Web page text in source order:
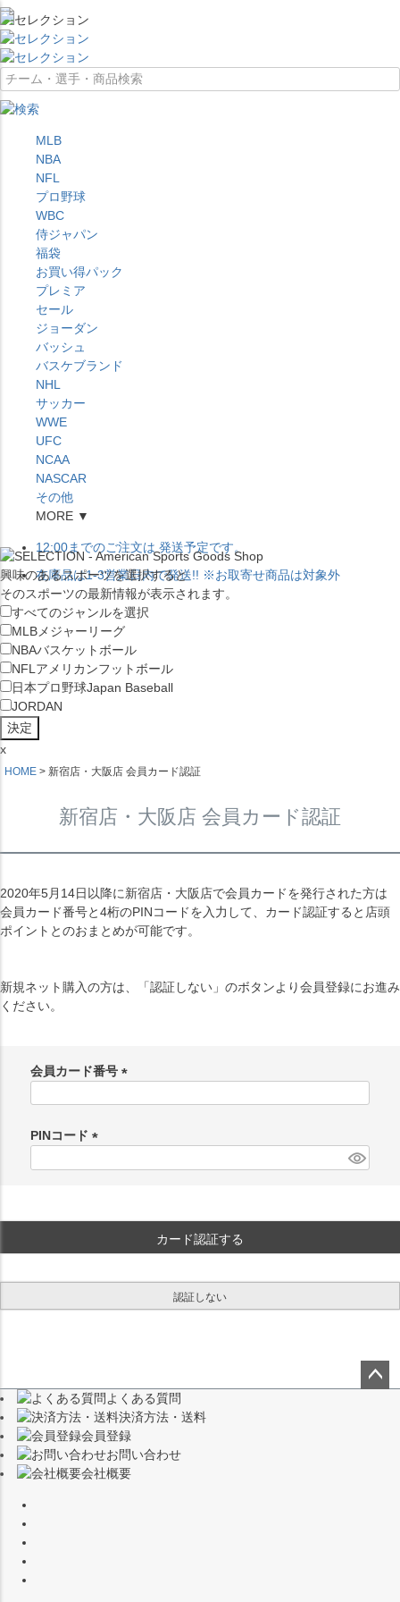
MLB
NBA
NFL
プロ野球
WBC
侍ジャパン
福袋
お買い得パック
プレミア
セール
ジョーダン
バッシュ
バスケブランド
NHL
サッカー
WWE
UFC
NCAA
NASCAR
その他
MORE ▼
12:00までのご注文は 発送予定です。
在庫品は1-3営業日内で発送!! ※お取寄せ商品は対象外
興味のあるスポーツを選択すると
そのスポーツの最新情報が表示されます。
すべてのジャンルを選択
MLB メジャーリーグ
NBAバスケットボール
NFL アメリカンフットボール
日本プロ野球Japan Baseball
JORDAN
x
HOME 新宿店・大阪店 会員カード認証
新宿店・大阪店 会員カード認証
2020年5月14日以降に新宿店・大阪店で会員カードを発行された方は
会員カード番号と4桁のPINコードを入力して、カード認証すると店頭
ポイントとのおまとめが可能です。
新規ネット購入の方は、「認証しない」のボタンより会員登録にお進み
ください。
会員カード番号
)
PINコード
カード認証する
認証しない
よくある質問
決済方法・送料
会員登録
お問い合わせ
会社概要